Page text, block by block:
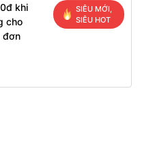
khi
cho
đơn
SIÊU MỚI,
SIÊU HOT